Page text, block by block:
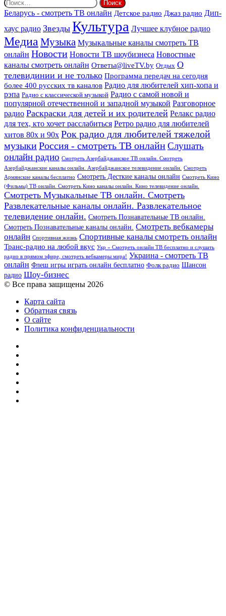
Беларусь - смотреть ТВ онлайн Детское радио Джаз радио Дип-
хаус радио Звезды Культура Лучшее клубное радио
Медиа Музыка Музыкальные каналы смотреть ТВ
онлайн Новости Новости ТВ шоубизнеса Новостные
каналы смотреть онлайн Ответы@liveTV.by Отдых О
телевидинии и не только Программа передач на сегодня
более 400 русских тв каналов Радио для любителей хип-хопа и
рэпа Радио с классической музыкой Радио с самой новой и
популярной отечественной и западной музыкой Разговорное
радио Раскраски для детей и их родителей Релакс радио
для тех, кто хочет расслабиться Ретро радио для любителей
хитов 80х и 90х Рок радио для любителей тяжелой
музыкиРоссия - смотреть ТВ онлайнСлушать
онлайн радио Смотреть Азербайджанское ТВ онлайн. Смотреть
Азербайджанские каналы онлайн. Азербайджанское телевидение онлайн.
Смотреть
Армянские каналы бесплатно Смотреть Десткие каналы онлайн Смотреть Кино
(Фильмы) ТВ онлайн. Смотреть Кино каналы онлайн. Кино телевидение онлайн.
Смотреть Музыкальные ТВ онлайн. Смотреть
Развлекательные каналы онлайн. Развлекательное
телевидение онлайн. Смотреть Познавательные ТВ онлайн.
Смотреть Познавательные каналы онлайн. Смотреть вебкамеры
онлайн Спортивная жизнь Спортивные каналы смотреть онлайн
Транс-радио на любой вкус Укр » Смотреть онлайн ТВ бесплатно и слушать
радио в прямом эфире, смотреть вебкамеры мира! Украина - смотреть ТВ
онлайн Флеш игры играть онлайн бесплатно Фолк радио Шансон
радио Шоу-бизнес
© Все права защищены 2026
Карта сайта
Обратная связь
О сайте
Политика конфиденциальности